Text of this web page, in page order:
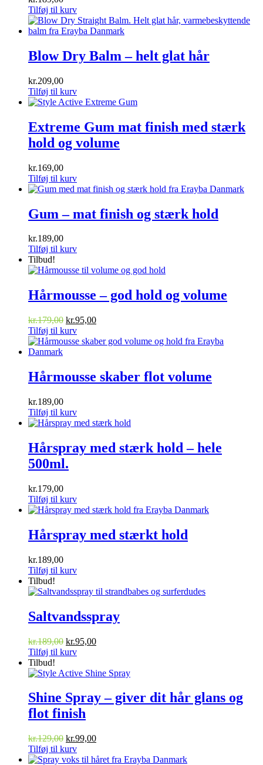
Tilføj til kurv
Blow Dry Balm – helt glat hår
kr.209,00
Tilføj til kurv
Extreme Gum mat finish med stærk
hold og volume
kr.169,00
Tilføj til kurv
Gum – mat finish og stærk hold
kr.189,00
Tilføj til kurv
Tilbud!
Hårmousse – god hold og volume
kr.179,00 Den
oprindelige
pris
kr.95,00Den
pris
Tilføj til kurv
Hårmousse skaber flot volume
kr.189,00
Tilføj til kurv
Hårspray med stærk hold – hele
500ml.
kr.179,00
Tilføj til kurv
Hårspray med stærkt hold
kr.189,00
Tilføj til kurv
Tilbud!
Saltvandsspray
kr.189,00 Den
oprindelige
var:
kr.95,00Den
er:
Tilføj til kurv
Tilbud!
Shine Spray – giver dit hår glans og
flot finish
kr.129,00 Den
oprindelige
pris
kr.99,00Den
pris
Tilføj til kurv